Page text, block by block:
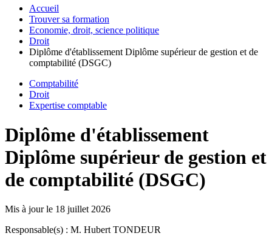
Accueil
Trouver sa formation
Economie, droit, science politique
Droit
Diplôme d'établissement Diplôme supérieur de gestion et de
comptabilité (DSGC)
Comptabilité
Droit
Expertise comptable
Diplôme d'établissement
Diplôme supérieur de gestion et
de comptabilité (DSGC)
Mis à jour le 18 juillet 2026
Responsable(s) : M. Hubert TONDEUR